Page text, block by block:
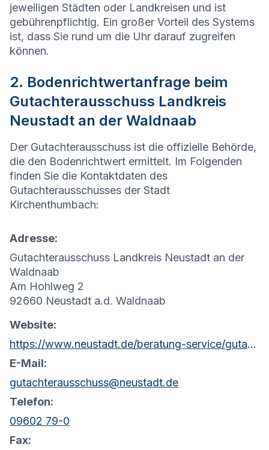
jeweiligen Städten oder Landkreisen und ist
gebührenpflichtig. Ein großer Vorteil des Systems
ist, dass Sie rund um die Uhr darauf zugreifen
können.
2. Bodenrichtwertanfrage beim
Gutachterausschuss Landkreis
Neustadt an der Waldnaab
Der Gutachterausschuss ist die offizielle Behörde,
die den Bodenrichtwert ermittelt. Im Folgenden
finden Sie die Kontaktdaten des
Gutachterausschusses der Stadt
Kirchenthumbach:
Adresse:
Gutachterausschuss Landkreis Neustadt an der
Waldnaab
Am Hohlweg 2
92660 Neustadt a.d. Waldnaab
Website:
https://www.neustadt.de/beratung-service/gutachterausschuss-fuer-grundstueckswerte/
E-Mail:
gutachterausschuss@neustadt.de
Telefon:
09602 79-0
Fax: